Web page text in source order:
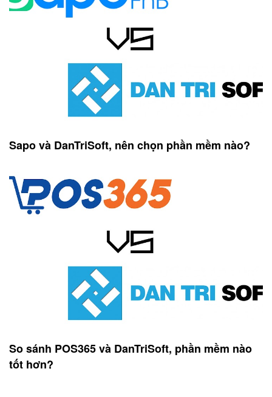
Sapo và DanTriSoft, nên chọn phần mềm nào?
So sánh POS365 và DanTriSoft, phần mềm nào
tốt hơn?